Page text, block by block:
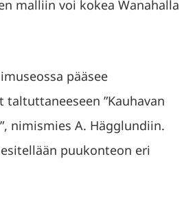
malliin voi kokea Wanahalla
pääsee
”Kauhavan
nimismies A. Hägglundiin.
puukonteon eri